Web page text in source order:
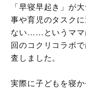
「早寝早起き」が
事や育児のタスク
ない……というママ
回のコクリコラボ
査しました。
実際に子どもを寝